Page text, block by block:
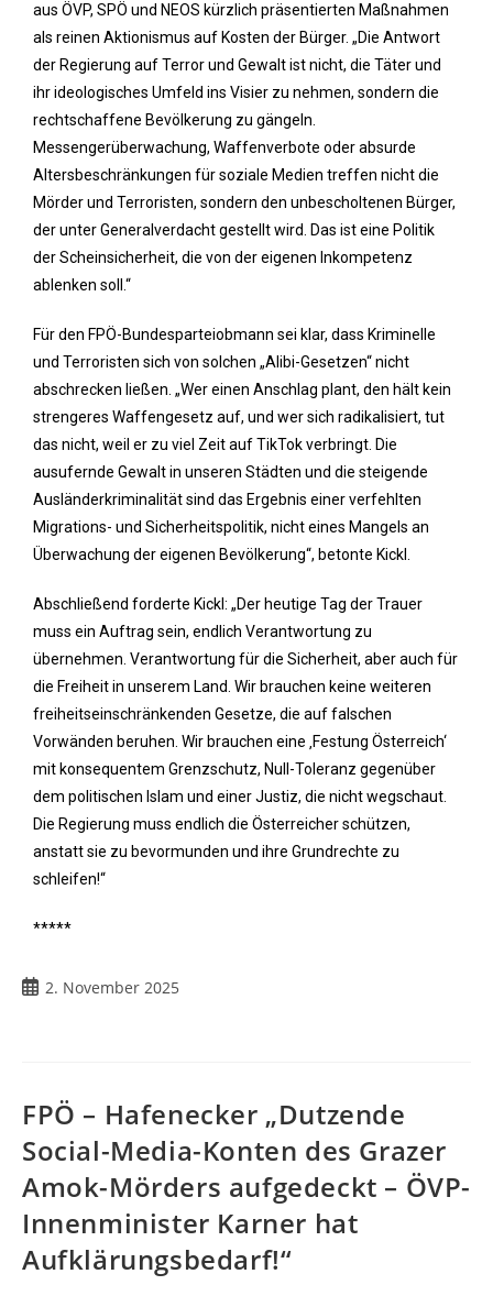
aus ÖVP, SPÖ und NEOS kürzlich präsentierten Maßnahmen
als reinen Aktionismus auf Kosten der Bürger. „Die Antwort
der Regierung auf Terror und Gewalt ist nicht, die Täter und
ihr ideologisches Umfeld ins Visier zu nehmen, sondern die
rechtschaffene Bevölkerung zu gängeln.
Messengerüberwachung, Waffenverbote oder absurde
Altersbeschränkungen für soziale Medien treffen nicht die
Mörder und Terroristen, sondern den unbescholtenen Bürger,
der unter Generalverdacht gestellt wird. Das ist eine Politik
der Scheinsicherheit, die von der eigenen Inkompetenz
ablenken soll.“
Für den FPÖ-Bundesparteiobmann sei klar, dass Kriminelle
und Terroristen sich von solchen „Alibi-Gesetzen“ nicht
abschrecken ließen. „Wer einen Anschlag plant, den hält kein
strengeres Waffengesetz auf, und wer sich radikalisiert, tut
das nicht, weil er zu viel Zeit auf TikTok verbringt. Die
ausufernde Gewalt in unseren Städten und die steigende
Ausländerkriminalität sind das Ergebnis einer verfehlten
Migrations- und Sicherheitspolitik, nicht eines Mangels an
Überwachung der eigenen Bevölkerung“, betonte Kickl.
Abschließend forderte Kickl: „Der heutige Tag der Trauer
muss ein Auftrag sein, endlich Verantwortung zu
übernehmen. Verantwortung für die Sicherheit, aber auch für
die Freiheit in unserem Land. Wir brauchen keine weiteren
freiheitseinschränkenden Gesetze, die auf falschen
Vorwänden beruhen. Wir brauchen eine ‚Festung Österreich‘
mit konsequentem Grenzschutz, Null-Toleranz gegenüber
dem politischen Islam und einer Justiz, die nicht wegschaut.
Die Regierung muss endlich die Österreicher schützen,
anstatt sie zu bevormunden und ihre Grundrechte zu
schleifen!“
*****
2. November 2025
FPÖ – Hafenecker „Dutzende
Social-Media-Konten des Grazer
Amok-Mörders aufgedeckt – ÖVP-
Innenminister Karner hat
Aufklärungsbedarf!“